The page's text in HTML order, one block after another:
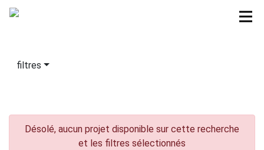
filtres
Désolé, aucun projet disponible sur cette recherche
et les filtres sélectionnés